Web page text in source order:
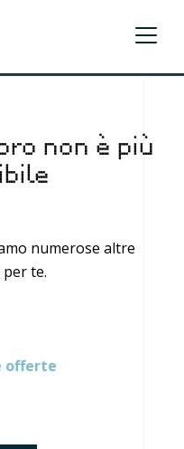
non è più
numerose altre
te.
offerte